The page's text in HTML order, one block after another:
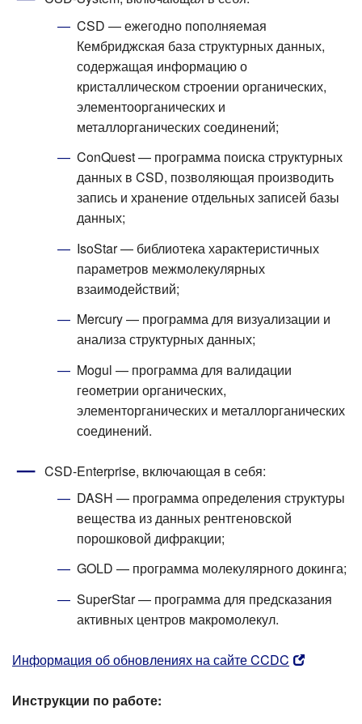
CSD — ежегодно пополняемая
Кембриджская база структурных данных,
содержащая информацию о
кристаллическом строении органических,
элементоорганических и
металлорганических соединений;
ConQuest — программа поиска структурных
данных в CSD, позволяющая производить
запись и хранение отдельных записей базы
данных;
IsoStar — библиотека характеристичных
параметров межмолекулярных
взаимодействий;
Mercury — программа для визуализации и
анализа структурных данных;
Mogul — программа для валидации
геометрии органических,
элементорганических и металлорганических
соединений.
CSD-Enterprise, включающая в себя:
DASH — программа определения структуры
вещества из данных рентгеновской
порошковой дифракции;
GOLD — программа молекулярного докинга;
SuperStar — программа для предсказания
активных центров макромолекул.
Информация об обновлениях на сайте CCDC
Инструкции по работе: